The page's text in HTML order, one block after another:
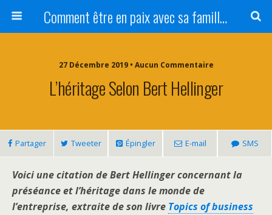
Comment être en paix avec sa famille ?
27 Décembre 2019 • Aucun Commentaire
L’héritage Selon Bert Hellinger
Partager Tweeter Épingler E-mail SMS
Voici une citation de Bert Hellinger concernant la
préséance et l’héritage dans le monde de
l’entreprise, extraite de son livre Topics of business